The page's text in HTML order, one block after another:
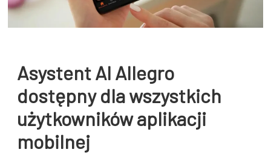
Asystent AI Allegro
dostępny dla wszystkich
użytkowników aplikacji
mobilnej